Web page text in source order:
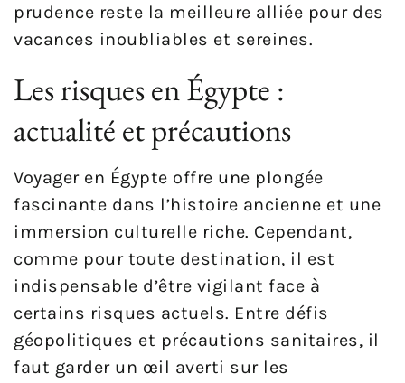
prudence reste la meilleure alliée pour des
vacances inoubliables et sereines.
Les risques en Égypte :
actualité et précautions
Voyager en Égypte offre une plongée
fascinante dans l’histoire ancienne et une
immersion culturelle riche. Cependant,
comme pour toute destination, il est
indispensable d’être vigilant face à
certains risques actuels. Entre défis
géopolitiques et précautions sanitaires, il
faut garder un œil averti sur les